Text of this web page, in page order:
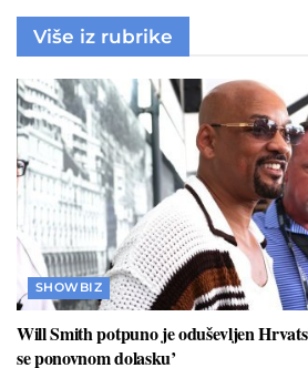
Više iz rubrike
SHOWBIZ
Will Smith potpuno je oduševljen
se ponovnom dolasku’